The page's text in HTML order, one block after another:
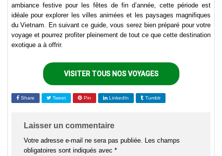
ambiance festive pour les fêtes de fin d’année, cette période est
idéale pour explorer les villes animées et les paysages magnifiques
du Vietnam. En suivant ce guide, vous serez bien préparé pour votre
voyage et pourrez profiter pleinement de tout ce que cette destination
exotique a à offrir.
VISITER TOUS NOS VOYAGES
Share Tweet Pin LinkedIn Tumblr
Laisser un commentaire
Votre adresse e-mail ne sera pas publiée. Les champs
obligatoires sont indiqués avec *